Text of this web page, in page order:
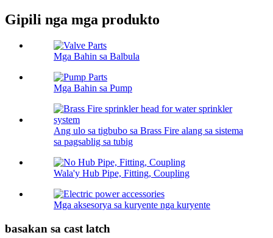
Gipili nga mga produkto
Mga Bahin sa Balbula
Mga Bahin sa Pump
Ang ulo sa tigbubo sa Brass Fire alang sa sistema
sa pagsablig sa tubig
Wala'y Hub Pipe, Fitting, Coupling
Mga aksesorya sa kuryente nga kuryente
basakan sa cast latch